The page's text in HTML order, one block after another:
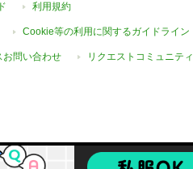
利用規約
Cookie等の利用に関するガイドライン
お問い合わせ リクエストコミュニティ